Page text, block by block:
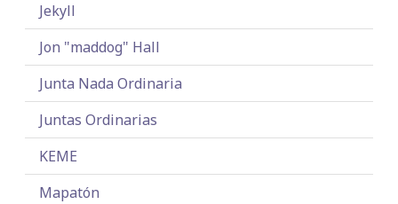
Jekyll
Jon "maddog" Hall
Junta Nada Ordinaria
Juntas Ordinarias
KEME
Mapatón